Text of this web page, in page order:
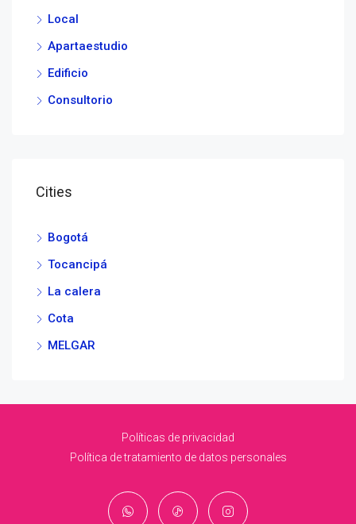
Local
Apartaestudio
Edificio
Consultorio
Cities
Bogotá
Tocancipá
La calera
Cota
MELGAR
Políticas de privacidad
Política de tratamiento de datos personales